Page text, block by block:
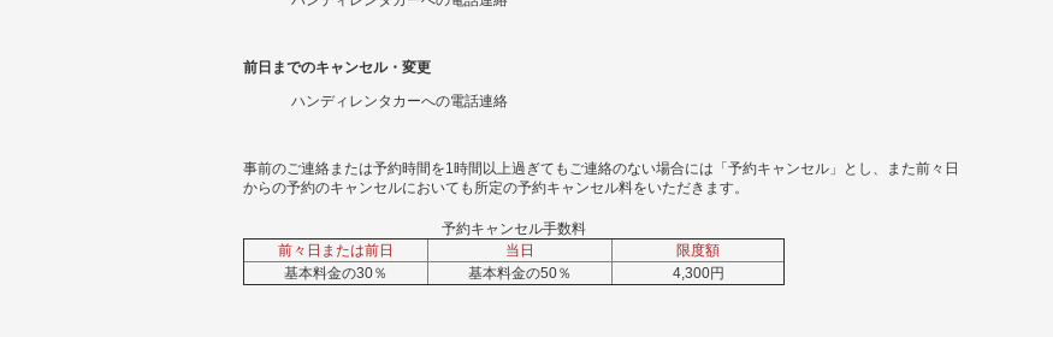
前日までのキャンセル・変更
ハンディレンタカーへの電話連絡
事前のご連絡または予約時間を1時間以上過ぎてもご連絡のない場合には「予約キャンセル」とし、また前々日
からの予約のキャンセルにおいても所定の予約キャンセル料をいただきます。
予約キャンセル手数料
前々日または前日
当日
限度額
基本料金の30％
基本料金の50％ 4,300円